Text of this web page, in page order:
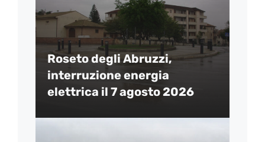
Roseto degli Abruzzi,
interruzione energia
elettrica il 7 agosto 2026